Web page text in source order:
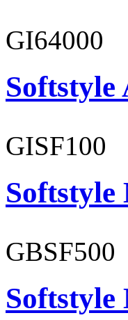
GI64000
GISF100
Softstyle
GBSF500
Softstyle